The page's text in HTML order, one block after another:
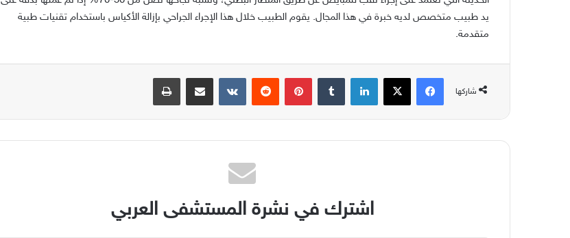
يد طبيب متخصص لديه خبرة في هذا المجال. يقوم الطبيب خلال هذا الإجراء الجراحي بإزالة الأكياس باستخدام تقنيات طبية
متقدمة.
شاركها
فيسبوك‫X لينكدإن بينتيريست مشاركة عبر البريد طباعة
اشترك في نشرة المستشفى العربي